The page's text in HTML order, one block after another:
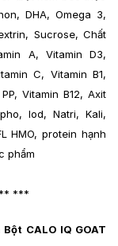
DHA, Omega 3,
Sucrose, Chất
A, Vitamin D3,
C, Vitamin B1,
Vitamin B12, Axit
Iod, Natri, Kali,
HMO, protein hạnh
phẩm
***
Bột CALO IQ GOAT